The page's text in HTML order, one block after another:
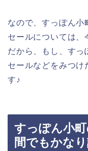
なので、すっぽん小
セールについては、
だから、もし、すっ
セールなどをみつけ
す♪
すっぽん小
間でもかな